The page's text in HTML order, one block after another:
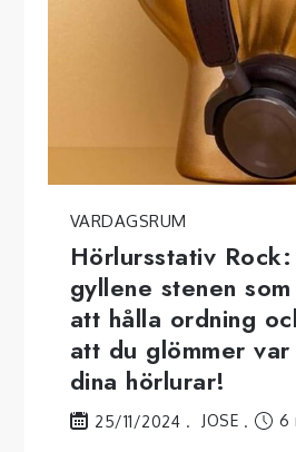
VARDAGSRUM
Hörlursstativ
gyllene stenen
att hålla ordning
att du glömmer
dina hörlurar!
25/11/2024 JOSE 6